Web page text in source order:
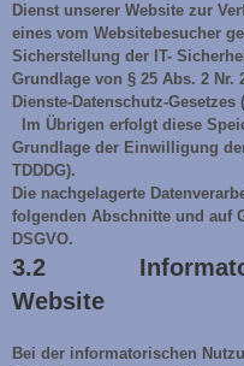
Dienst unserer Website zur
eines vom Websitebesucher
Sicherstellung der IT-
Grundlage von § 25 Abs. 2
Dienste-Datenschutz-Gesetzes
Im Übrigen erfolgt diese
Grundlage der Einwilligung
TDDDG).
Die nachgelagerte
folgenden Abschnitte und auf
DSGVO.
3.2
Website
Bei der informatorischen